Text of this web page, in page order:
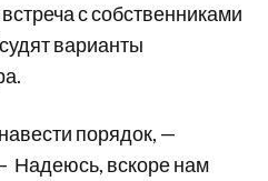
с собственниками
варианты
порядок, —
Надеюсь, вскоре нам